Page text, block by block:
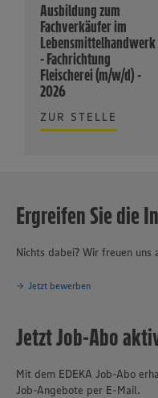
Ausbildung zum
Fachverkäufer im
Lebensmittelhandwerk
- Fachrichtung
Fleischerei (m/w/d) -
2026
ZUR STELLE
Ergreifen Sie die
Nichts dabei? Wir freuen
Jetzt bewerben
Jetzt Job-Abo
Mit dem EDEKA Job-Abo
Job-Angebote per E-Mail.